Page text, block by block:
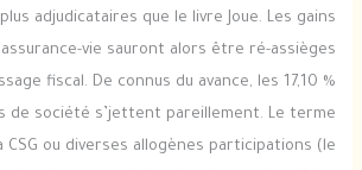
adjudicataires que le livre Joue. Les gains
vie sauront alors être ré-assièges
fiscal. De connus du avance, les 17,10 %
de société s’jettent pareillement. Le terme
CSG ou diverses allogènes participations (le